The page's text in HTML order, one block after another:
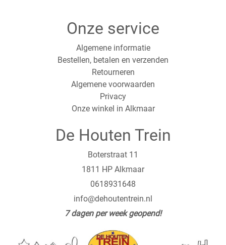
Onze service
Algemene informatie
Bestellen, betalen en verzenden
Retourneren
Algemene voorwaarden
Privacy
Onze winkel in Alkmaar
De Houten Trein
Boterstraat 11
1811 HP Alkmaar
0618931648
info@dehoutentrein.nl
7 dagen per week geopend!